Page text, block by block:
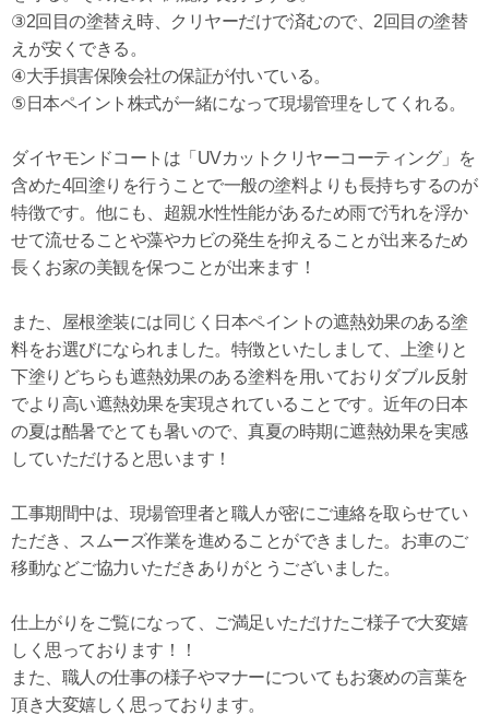
③2回目の塗替え時、クリヤーだけで済むので、2回目の塗替
えが安くできる。
④大手損害保険会社の保証が付いている。
⑤日本ペイント株式が一緒になって現場管理をしてくれる。
ダイヤモンドコートは「UVカットクリヤーコーティング」を
含めた4回塗りを行うことで一般の塗料よりも長持ちするのが
特徴です。他にも、超親水性性能があるため雨で汚れを浮か
せて流せることや藻やカビの発生を抑えることが出来るため
長くお家の美観を保つことが出来ます！
また、屋根塗装には同じく日本ペイントの遮熱効果のある塗
料をお選びになられました。特徴といたしまして、上塗りと
下塗りどちらも遮熱効果のある塗料を用いておりダブル反射
でより高い遮熱効果を実現されていることです。近年の日本
の夏は酷暑でとても暑いので、真夏の時期に遮熱効果を実感
していただけると思います！
工事期間中は、現場管理者と職人が密にご連絡を取らせてい
ただき、スムーズ作業を進めることができました。お車のご
移動などご協力いただきありがとうございました。
仕上がりをご覧になって、ご満足いただけたご様子で大変嬉
しく思っております！！
また、職人の仕事の様子やマナーについてもお褒めの言葉を
頂き大変嬉しく思っております。